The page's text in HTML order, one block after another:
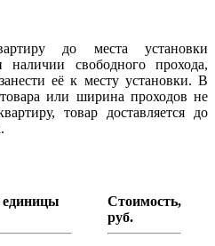
до места установки
наличии свободного прохода,
её к месту установки. В
или ширина проходов не
товар доставляется до
единицы
Стоимость,
руб.